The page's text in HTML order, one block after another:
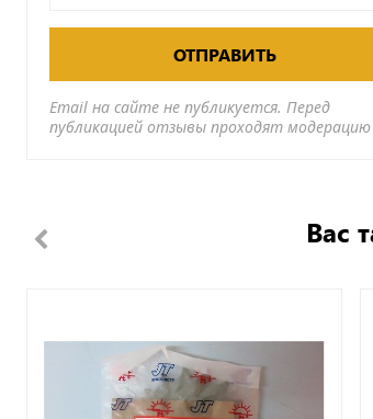
ОТПРАВИТЬ
Email на сайте не публикуется. Перед
публикацией отзывы проходят модерацию
Вас